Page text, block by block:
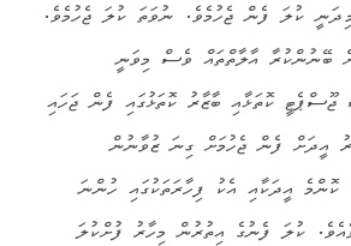
ކުލަ ފެން ޖެހުމެވެ. ނުވަތަ ކުލަ ޖެހުމެވެ.
ބޭނުންކުރާ އާލާތްތައް ވެސް މިވަނީ
ކޮތަޅާއި ބާޒާރު ކޮތަޅުގައި ފެން ޖަހައި
އީދަށް ފެން ޖެހުމަށް ގިނަ ޒުވާނުން
އީދަކާއި އެކު ފިހާރަތަކުގައި ހުންނަ
ކުލަ ފެނުގެ އިތުރުން މިހާރު ފުށްކުލަ